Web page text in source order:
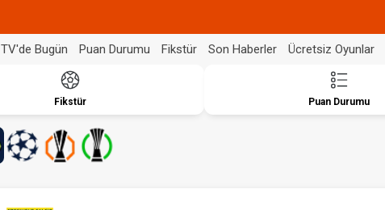
TV'de Bugün Puan Durumu Fikstür Son Haberler Ücretsiz Oyunlar
Fikstür Puan Durumu